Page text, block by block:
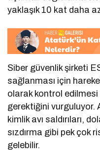
yaklaşık 10 kat daha
Siber güvenlik şirketi
sağlanması için
olarak kontrol
gerektiğini vurguluyor.
kimlik avı saldırıları,
sızdırma gibi pek çok
gelebilir.